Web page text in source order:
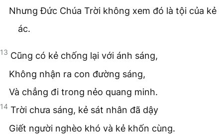
Nhưng Đức Chúa Trời không xem đó là tội của kẻ
ác.
13 Cũng có kẻ chống lại với ánh sáng,
Không nhận ra con đường sáng,
Và chẳng đi trong nẻo quang minh.
14 Trời chưa sáng, kẻ sát nhân đã dậy
Giết người nghèo khó và kẻ khốn cùng.